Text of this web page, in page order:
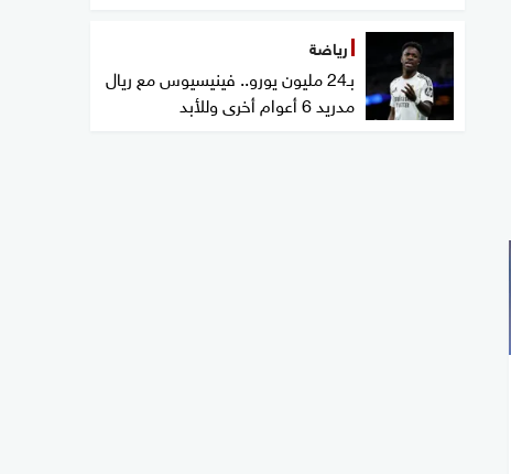
رياضة
بـ24 مليون يورو.. فينيسيوس مع ريال
مدريد 6 أعوام أخرى وللأبد